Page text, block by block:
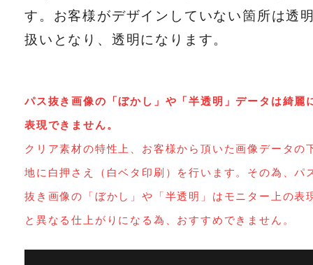
す。お客様がデザインしていない箇所は透
扱いとなり、透明になります。
パス抜き画像の「ぼかし」や「半透明」データは綺麗
表現できません。
クリア素材の特性上、お客様から頂いた画像データの
地に白押さえ（白ベタ印刷）を行います。その為、パ
抜き画像の「ぼかし」や「半透明」はモニター上の表
と異なる仕上がりになる為、おすすめできません。